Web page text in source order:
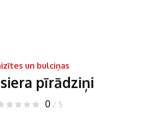
un bulciņas
siera pīrādziņi
0 / 5